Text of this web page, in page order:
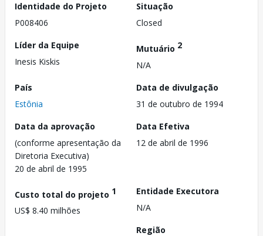
Identidade do Projeto
P008406
Situação
Closed
Líder da Equipe
Inesis Kiskis
Mutuário 2
N/A
País
Estônia
Data de divulgação
31 de outubro de 1994
Data da aprovação
(conforme apresentação da
Diretoria Executiva)
20 de abril de 1995
Data Efetiva
12 de abril de 1996
Custo total do projeto 1
US$ 8.40 milhões
Entidade Executora
N/A
Região